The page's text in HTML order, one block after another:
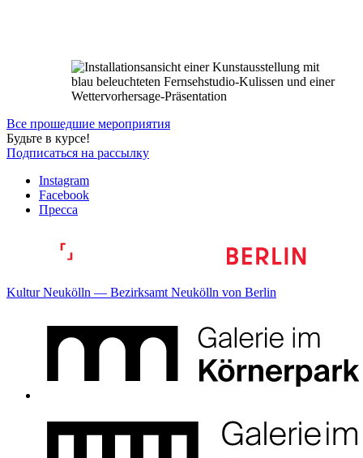
Все прошедшие мероприятия
Будьте в курсе!
Подписаться на рассылку
Instagram
Facebook
Пресса
Kultur Neukölln — Bezirksamt Neukölln von Berlin